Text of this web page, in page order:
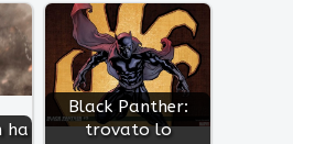
ha
Black Panther:
trovato lo